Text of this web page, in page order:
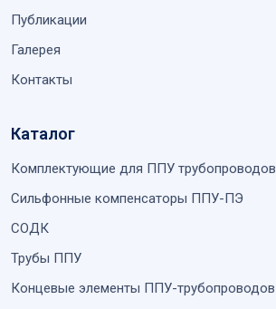
Публикации
Галерея
Контакты
Каталог
Комплектующие для ППУ трубопроводов
Сильфонные компенсаторы ППУ-ПЭ
СОДК
Трубы ППУ
Концевые элементы ППУ-трубопроводов